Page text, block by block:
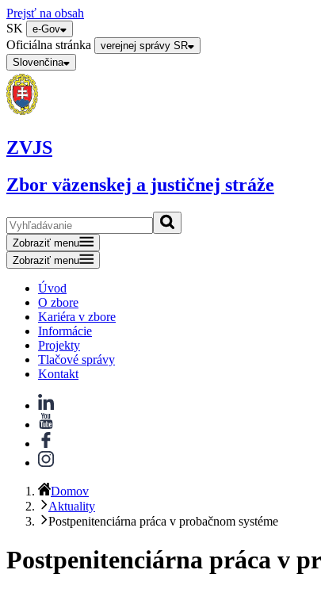
Prejsť na obsah
SK
e-Gov
Oficiálna stránka
verejnej správy SR
Slovenčina
ZVJS
Zbor väzenskej a justičnej stráže
Zobraziť menu
Zobraziť menu
Úvod
O zbore
Kariéra v zbore
Informácie
Projekty
Tlačové správy
Kontakt
Domov
Aktuality
Postpenitenciárna práca v probačnom systéme
Postpenitenciárna práca v